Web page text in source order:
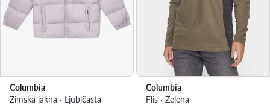
Columbia
Zimska jakna · Ljubičasta
Columbia
Flis · Zelena